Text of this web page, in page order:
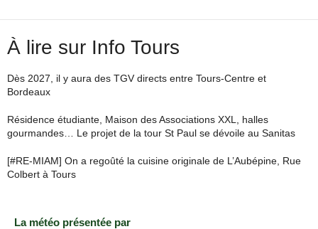
À lire sur Info Tours
Dès 2027, il y aura des TGV directs entre Tours-Centre et
Bordeaux
Résidence étudiante, Maison des Associations XXL, halles
gourmandes… Le projet de la tour St Paul se dévoile au Sanitas
[#RE-MIAM] On a regoûté la cuisine originale de L’Aubépine, Rue
Colbert à Tours
La météo présentée par